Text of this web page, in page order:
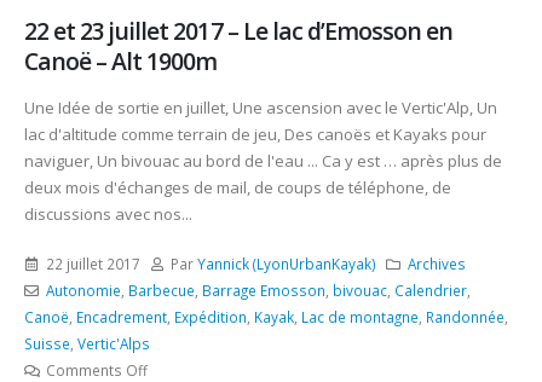
22 et 23 juillet 2017 – Le lac d’Emosson en
Canoë – Alt 1900m
Une Idée de sortie en juillet, Une ascension avec le Vertic'Alp, Un
lac d'altitude comme terrain de jeu, Des canoës et Kayaks pour
naviguer, Un bivouac au bord de l'eau ... Ca y est … après plus de
deux mois d'échanges de mail, de coups de téléphone, de
discussions avec nos...
22 juillet 2017 ParYannick (LyonUrbanKayak)
Archives
Autonomie Barbecue Barrage Emosson bivouac, Calendrier,
Canoë Encadrement Expédition Kayak Lac de montagne Randonnée
Suisse Vertic'Alps
Comments Off